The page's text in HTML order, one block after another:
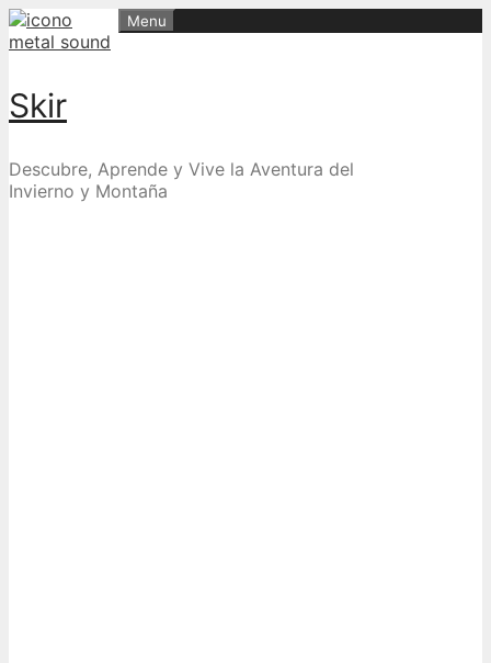
Skip
to
Skir
Descubre, Aprende y Vive la Aventura del
Invierno y Montaña
Menu